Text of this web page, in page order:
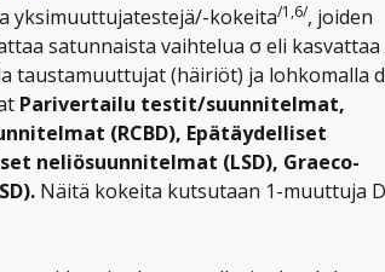
yksimuuttujatestejä/-kokeita/1,6/, joiden
satunnaista vaihtelua σ eli
taustamuuttujat (häiriöt) ja lohkomalla
Parivertailu testit/suunnitelmat,
(RCBD), Epätäydelliset
neliösuunnitelmat (LSD), Graeco-
Näitä kokeita kutsutaan 1-muuttuja